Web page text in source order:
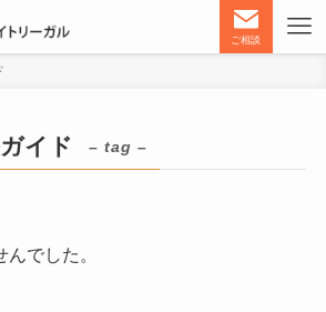
ご相談
イド – tag –
でした。